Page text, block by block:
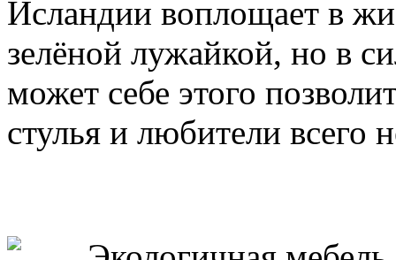
Исландии воплощает в
зелёной лужайкой, но в
может себе этого
стулья и любители всего